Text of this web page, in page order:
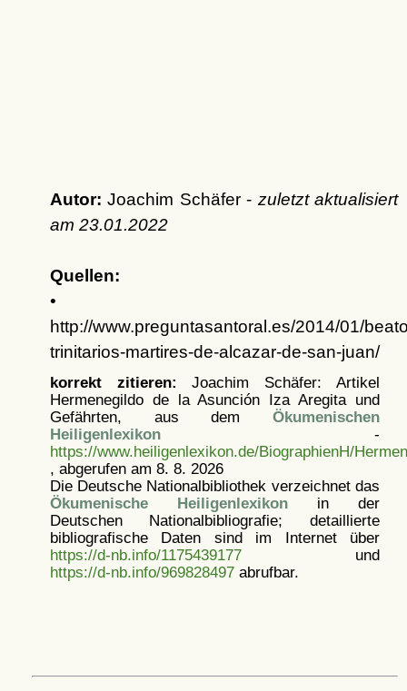
Autor: Joachim Schäfer - zuletzt aktualisiert
am 23.01.2022
Quellen:
•
http://www.preguntasantoral.es/2014/01/
trinitarios-martires-de-alcazar-de-san-juan/
korrekt zitieren: Joachim Schäfer: Artikel
Hermenegildo de la Asunción Iza Aregita und
Gefährten, aus dem Ökumenischen
Heiligenlexikon-
https://www.heiligenlexikon.de/BiographienH/
, abgerufen am 8. 8. 2026
Die Deutsche Nationalbibliothek verzeichnet das
Ökumenische Heiligenlexikonin der
Deutschen Nationalbibliografie; detaillierte
bibliografische Daten sind im Internet über
https://d-nb.info/1175439177und
https://d-nb.info/969828497abrufbar.